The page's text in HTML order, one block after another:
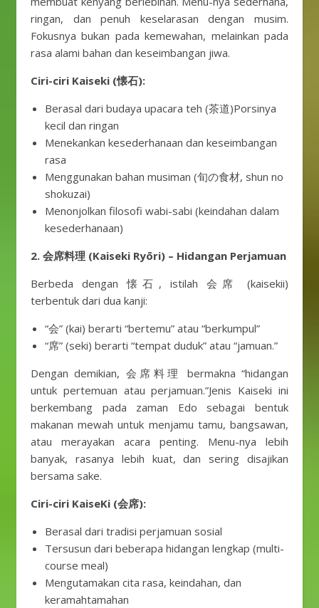
ringan, dan penuh keselarasan dengan musim.
Fokusnya bukan pada kemewahan, melainkan pada
rasa alami bahan dan keseimbangan jiwa.
Ciri-ciri Kaiseki (懐石):
Berasal dari budaya upacara teh (茶道)Porsinya
kecil dan ringan
Menekankan kesederhanaan dan keseimbangan
rasa
Menggunakan bahan musiman (旬の食材, shun no
shokuzai)
Menonjolkan filosofi wabi-sabi (keindahan dalam
kesederhanaan)
2. 会席料理 (Kaiseki Ryōri) – Hidangan Perjamuan
Berbeda dengan 懐石, istilah 会席 (kaisekii)
terbentuk dari dua kanji:
“会” (kai) berarti “bertemu” atau “berkumpul”
“席” (seki) berarti “tempat duduk” atau “jamuan.”
Dengan demikian, 会席料理 bermakna “hidangan
untuk pertemuan atau perjamuan.”Jenis Kaiseki ini
berkembang pada zaman Edo sebagai bentuk
makanan mewah untuk menjamu tamu, bangsawan,
atau merayakan acara penting. Menu-nya lebih
banyak, rasanya lebih kuat, dan sering disajikan
bersama sake.
Ciri-ciri KaiseKi (会席):
Berasal dari tradisi perjamuan sosial
Tersusun dari beberapa hidangan lengkap (multi-
course meal)
Mengutamakan cita rasa, keindahan, dan
keramahtamahan